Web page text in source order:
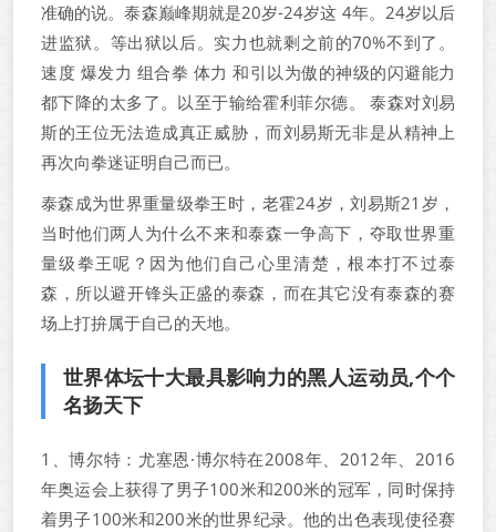
准确的说。泰森巅峰期就是20岁-24岁这 4年。24岁以后
进监狱。等出狱以后。实力也就剩之前的70%不到了。
速度 爆发力 组合拳 体力 和引以为傲的神级的闪避能力
都下降的太多了。以至于输给霍利菲尔德。 泰森对刘易
斯的王位无法造成真正威胁，而刘易斯无非是从精神上
再次向拳迷证明自己而已。
泰森成为世界重量级拳王时，老霍24岁，刘易斯21岁，
当时他们两人为什么不来和泰森一争高下，夺取世界重
量级拳王呢？因为他们自己心里清楚，根本打不过泰
森，所以避开锋头正盛的泰森，而在其它没有泰森的赛
场上打拚属于自己的天地。
世界体坛十大最具影响力的黑人运动员,个个
名扬天下
1、博尔特：尤塞恩·博尔特在2008年、2012年、2016
年奥运会上获得了男子100米和200米的冠军，同时保持
着男子100米和200米的世界纪录。他的出色表现使径赛